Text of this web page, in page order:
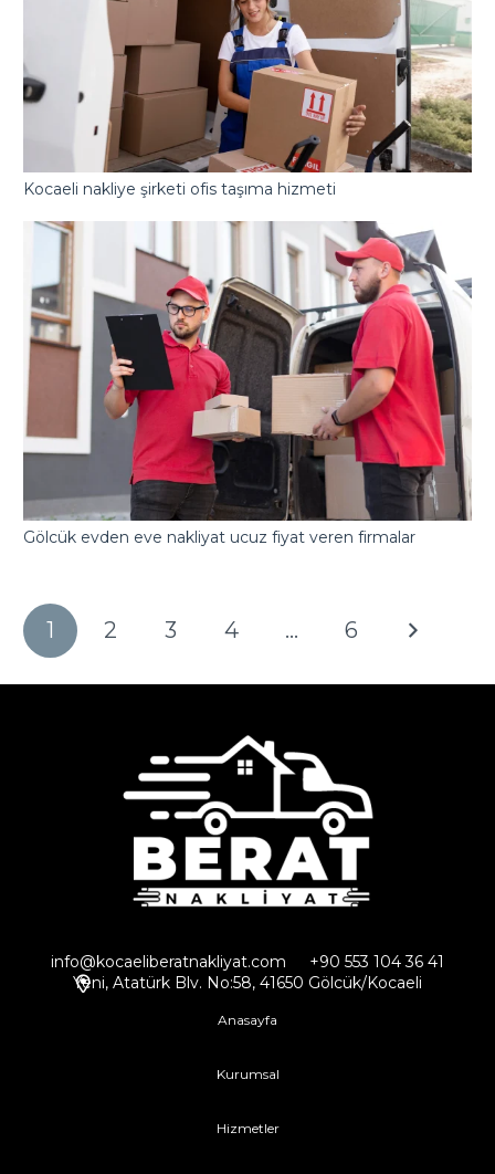
Kocaeli nakliye şirketi ofis taşıma hizmeti
Gölcük evden eve nakliyat ucuz fiyat veren firmalar
1 2 3 4 … 6
info@kocaeliberatnakliyat.com
+90 553 104 36 41
Yeni, Atatürk Blv. No:58, 41650 Gölcük/Kocaeli
Anasayfa
Kurumsal
Hizmetler